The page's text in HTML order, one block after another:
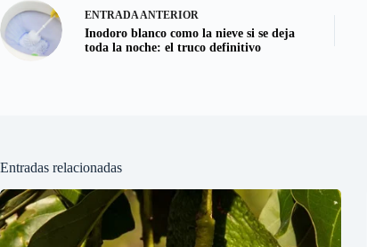
ENTRADA ANTERIOR
Inodoro blanco como la nieve si se deja
toda la noche: el truco definitivo
Entradas relacionadas